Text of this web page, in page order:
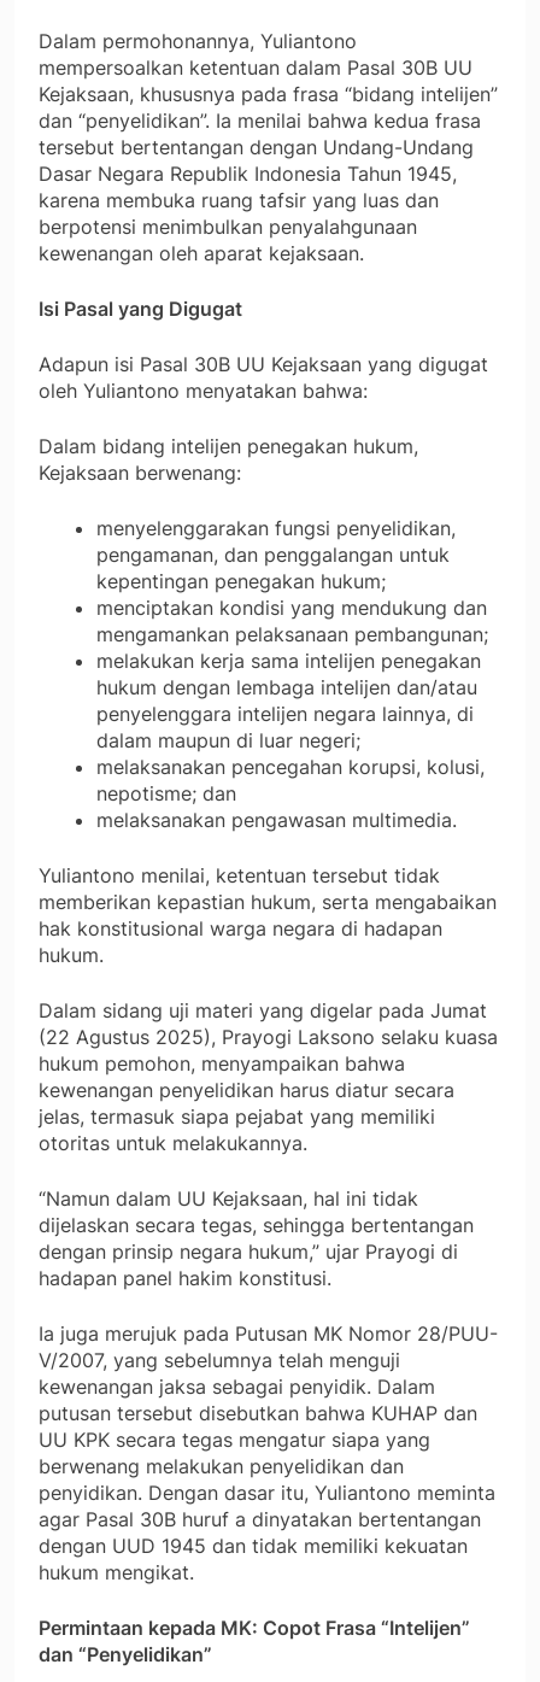
Dalam permohonannya, Yuliantono
mempersoalkan ketentuan dalam Pasal 30B UU
Kejaksaan, khususnya pada frasa “bidang intelijen”
dan “penyelidikan”. Ia menilai bahwa kedua frasa
tersebut bertentangan dengan Undang-Undang
Dasar Negara Republik Indonesia Tahun 1945,
karena membuka ruang tafsir yang luas dan
berpotensi menimbulkan penyalahgunaan
kewenangan oleh aparat kejaksaan.
Isi Pasal yang Digugat
Adapun isi Pasal 30B UU Kejaksaan yang digugat
oleh Yuliantono menyatakan bahwa:
Dalam bidang intelijen penegakan hukum,
Kejaksaan berwenang:
menyelenggarakan fungsi penyelidikan,
pengamanan, dan penggalangan untuk
kepentingan penegakan hukum;
menciptakan kondisi yang mendukung dan
mengamankan pelaksanaan pembangunan;
melakukan kerja sama intelijen penegakan
hukum dengan lembaga intelijen dan/atau
penyelenggara intelijen negara lainnya, di
dalam maupun di luar negeri;
melaksanakan pencegahan korupsi, kolusi,
nepotisme; dan
melaksanakan pengawasan multimedia.
Yuliantono menilai, ketentuan tersebut tidak
memberikan kepastian hukum, serta mengabaikan
hak konstitusional warga negara di hadapan
hukum.
Dalam sidang uji materi yang digelar pada Jumat
(22 Agustus 2025), Prayogi Laksono selaku kuasa
hukum pemohon, menyampaikan bahwa
kewenangan penyelidikan harus diatur secara
jelas, termasuk siapa pejabat yang memiliki
otoritas untuk melakukannya.
“Namun dalam UU Kejaksaan, hal ini tidak
dijelaskan secara tegas, sehingga bertentangan
dengan prinsip negara hukum,” ujar Prayogi di
hadapan panel hakim konstitusi.
Ia juga merujuk pada Putusan MK Nomor 28/PUU-
V/2007, yang sebelumnya telah menguji
kewenangan jaksa sebagai penyidik. Dalam
putusan tersebut disebutkan bahwa KUHAP dan
UU KPK secara tegas mengatur siapa yang
berwenang melakukan penyelidikan dan
penyidikan. Dengan dasar itu, Yuliantono meminta
agar Pasal 30B huruf a dinyatakan bertentangan
dengan UUD 1945 dan tidak memiliki kekuatan
hukum mengikat.
Permintaan kepada MK: Copot Frasa “Intelijen”
dan “Penyelidikan”